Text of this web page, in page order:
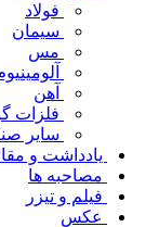
فولاد
سیمان
مس
آهن
فلزات
سایر
یادداشت و
مصاحبه ها
فیلم و تیزر
عکس